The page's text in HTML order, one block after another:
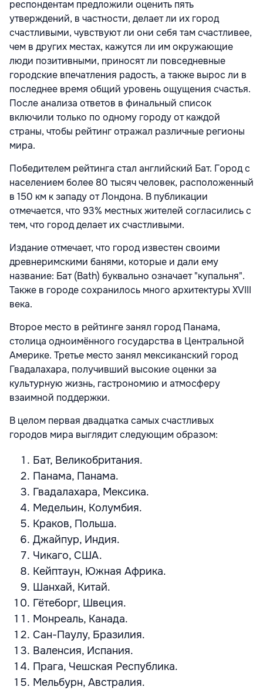
респондентам предложили оценить пять
утверждений, в частности, делает ли их город
счастливыми, чувствуют ли они себя там счастливее,
чем в других местах, кажутся ли им окружающие
люди позитивными, приносят ли повседневные
городские впечатления радость, а также вырос ли в
последнее время общий уровень ощущения счастья.
После анализа ответов в финальный список
включили только по одному городу от каждой
страны, чтобы рейтинг отражал различные регионы
мира.
Победителем рейтинга стал английский Бат. Город с
населением более 80 тысяч человек, расположенный
в 150 км к западу от Лондона. В публикации
отмечается, что 93% местных жителей согласились с
тем, что город делает их счастливыми.
Издание отмечает, что город известен своими
древнеримскими банями, которые и дали ему
название: Бат (Bath) буквально означает "купальня".
Также в городе сохранилось много архитектуры XVIII
века.
Второе место в рейтинге занял город Панама,
столица одноимённого государства в Центральной
Америке. Третье место занял мексиканский город
Гвадалахара, получивший высокие оценки за
культурную жизнь, гастрономию и атмосферу
взаимной поддержки.
В целом первая двадцатка самых счастливых
городов мира выглядит следующим образом:
Бат, Великобритания.
Панама, Панама.
Гвадалахара, Мексика.
Медельин, Колумбия.
Краков, Польша.
Джайпур, Индия.
Чикаго, США.
Кейптаун, Южная Африка.
Шанхай, Китай.
Гётеборг, Швеция.
Монреаль, Канада.
Сан-Паулу, Бразилия.
Валенсия, Испания.
Прага, Чешская Республика.
Мельбурн, Австралия.